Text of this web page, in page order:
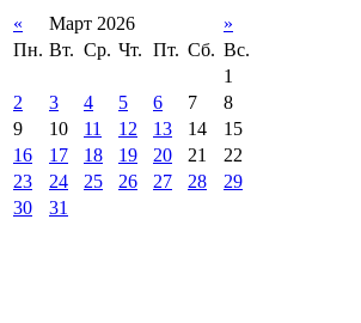
« Март 2026
»
Пн. Вт. Ср. Чт. Пт. Сб. Вс.
1
2
3 4 5 6 7
8
9
10 11 12 13 14
15
16
17 18 19 20 21
22
23
24 25 26 27 28
29
30
31